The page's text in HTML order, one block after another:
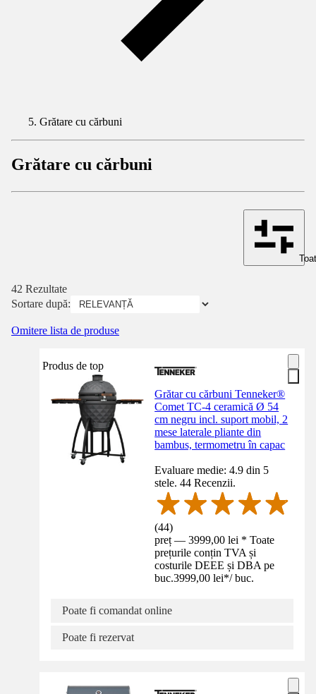
Grătare cu cărbuni
Grătare cu cărbuni
42 Rezultate
Sortare după:
Omitere lista de produse
Produs de top
Grătar cu cărbuni Tenneker®
Comet TC-4 ceramică Ø 54
cm negru incl. suport mobil, 2
mese laterale pliante din
bambus, termometru în capac
Evaluare medie: 4.9 din 5
stele. 44 Recenzii.
(44)
preț — 3999,00 lei * Toate
prețurile conțin TVA și
costurile DEEE și DBA pe
buc.3999,00 lei*/ buc.
Poate fi comandat online
Poate fi rezervat